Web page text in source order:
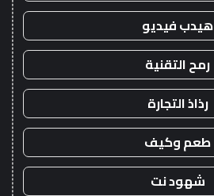
هيدب فيديو
رمح التقنية
رذاذ التجارة
طعم وكيف
شهود نت